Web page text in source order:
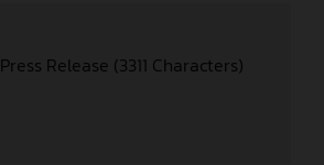
Press Release (3311 Characters)